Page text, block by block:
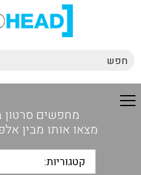
מחפשים סרטון
מצאו אותו מבין